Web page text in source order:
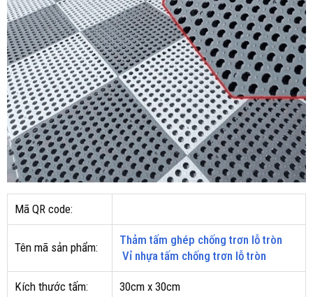
Mã QR code:
Tên mã sản phẩm:
Thảm tấm ghép chống trơn lỗ tròn
Vỉ nhựa tấm chống trơn lỗ tròn
Kích thước tấm: 30cm x 30cm